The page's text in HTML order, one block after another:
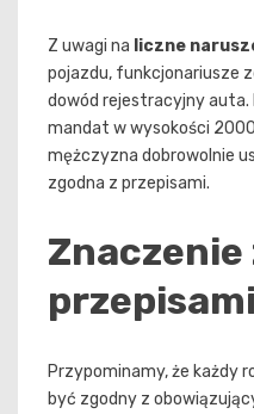
Z uwagi na liczne
pojazdu, funkcjonariusze
dowód rejestracyjny auta.
mandat w wysokości
mężczyzna dobrowolnie
zgodna z przepisami.
Znaczenie
przepisami
Przypominamy, że każdy
być zgodny z